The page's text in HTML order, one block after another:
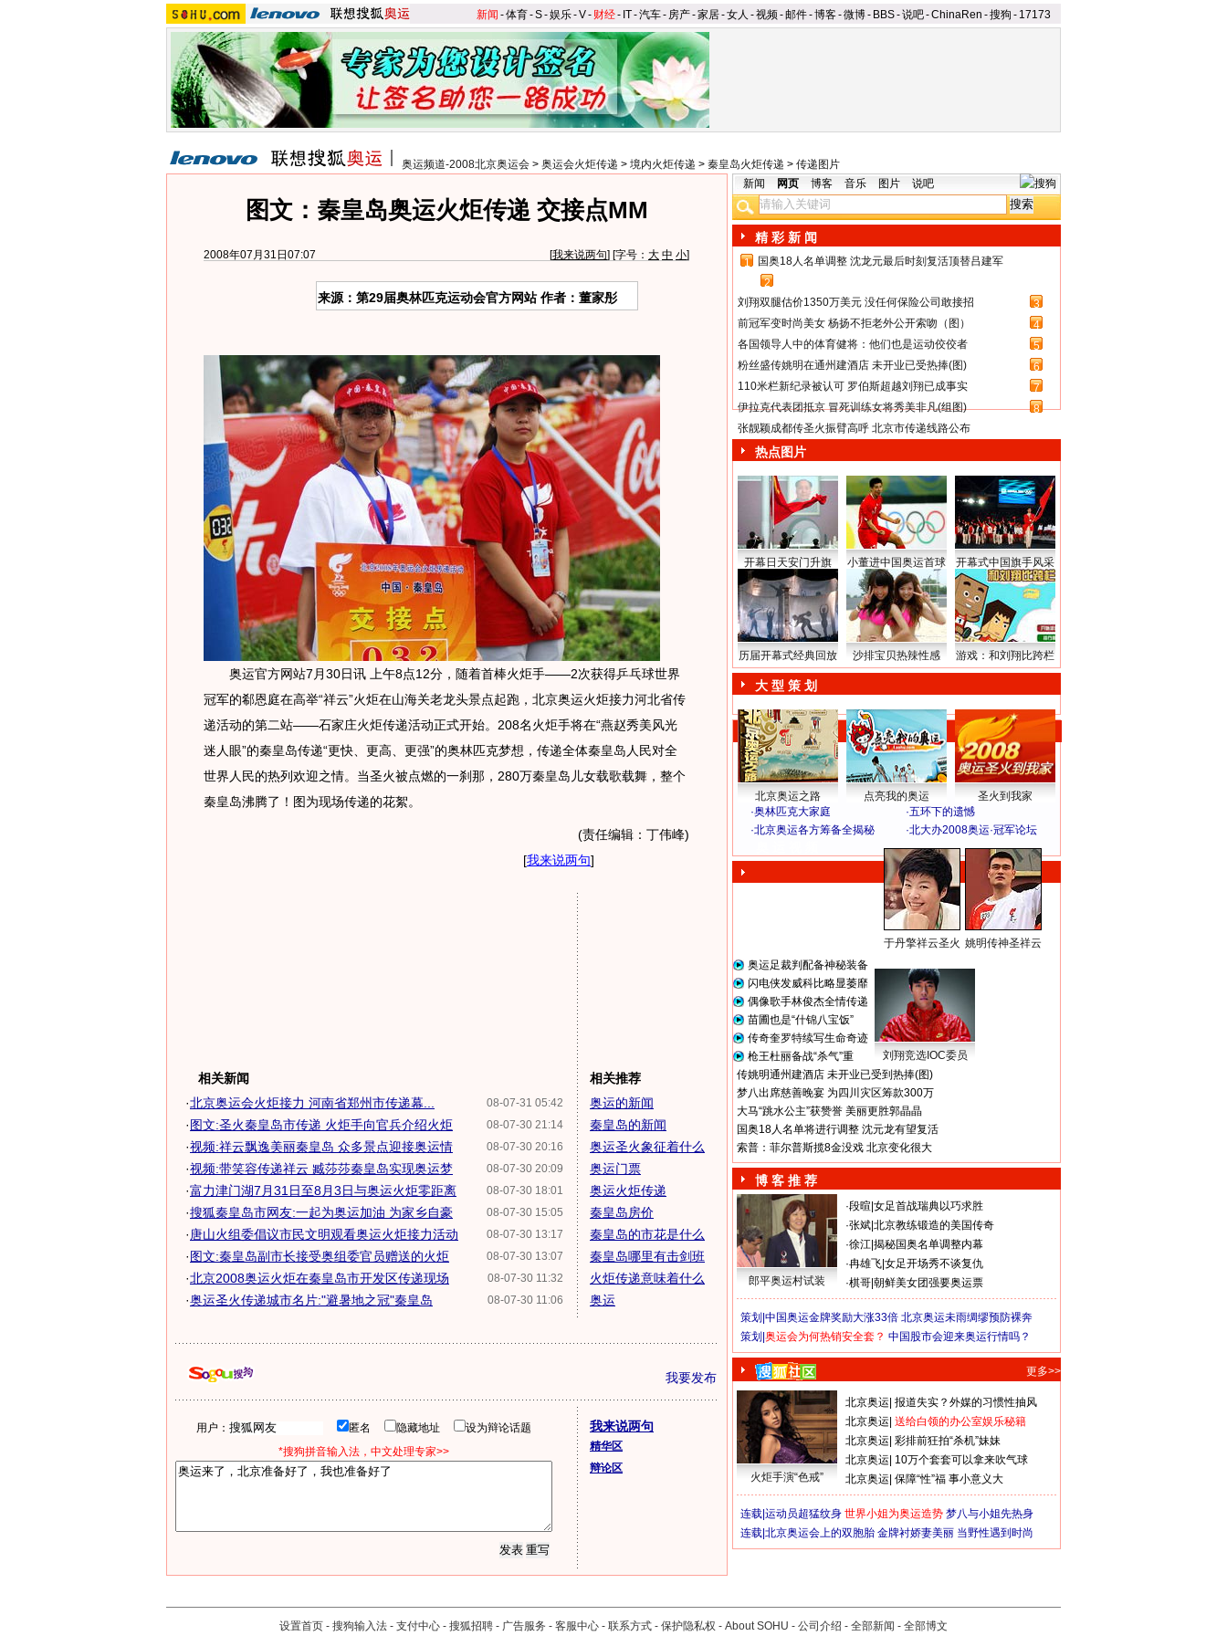
新闻 -体育-S-娱乐-V- 财经- IT-汽车- 房产-家居-女人 -视频-邮件-博客-微博- BBS-说吧-ChinaRen -搜狗 - 17173
奥运频道-2008北京奥运会 > 奥运会火炬传递 > 境内火炬传递 > 秦皇岛火炬传递 > 传递图片
图文：秦皇岛奥运火炬传递 交接点MM
2008年07月31日07:07 [我来说两句] [字号： 大 中 小]
来源：第29届奥林匹克运动会官方网站 作者：董家彤
奥运官方网站7月30日讯 上午8点12分，随着首棒火炬手——2次获得乒乓球世界
冠军的郗恩庭在高举“祥云”火炬在山海关老龙头景点起跑，北京奥运火炬接力河北省传
递活动的第二站——石家庄火炬传递活动正式开始。208名火炬手将在“燕赵秀美风光
迷人眼”的秦皇岛传递“更快、更高、更强”的奥林匹克梦想，传递全体秦皇岛人民对全
世界人民的热列欢迎之情。当圣火被点燃的一刹那，280万秦皇岛儿女载歌载舞，整个
秦皇岛沸腾了！图为现场传递的花絮。
(责任编辑：丁伟峰)
[我来说两句]
相关新闻
08-07-31 05:42
·北京奥运会火炬接力 河南省郑州市传递幕...
08-07-30 21:14
·图文:圣火秦皇岛市传递 火炬手向官兵介绍火炬
08-07-30 20:16
·视频:祥云飘逸美丽秦皇岛 众多景点迎接奥运情
08-07-30 20:09
·视频:带笑容传递祥云 臧莎莎秦皇岛实现奥运梦
08-07-30 18:01
·富力津门湖7月31日至8月3日与奥运火炬零距离
08-07-30 15:05
·搜狐秦皇岛市网友:一起为奥运加油 为家乡自豪
08-07-30 13:17
· 唐山火组委倡议市民文明观看奥运火炬接力活动
08-07-30 13:07
·图文:秦皇岛副市长接受奥组委官员赠送的火炬
08-07-30 11:32
·北京2008奥运火炬在秦皇岛市开发区传递现场
08-07-30 11:06
·奥运圣火传递城市名片:"避暑地之冠"秦皇岛
相关推荐
奥运的新闻
秦皇岛的新闻
奥运圣火象征着什么
奥运门票
奥运火炬传递
秦皇岛房价
秦皇岛的市花是什么
秦皇岛哪里有击剑班
火炬传递意味着什么
奥运
我要发布
用户： 匿名 隐藏地址
设为辩论话题
*搜狗拼音输入法，中文处理专家>>
我来说两句
精华区
辩论区
新闻 网页 博客 音乐 图片 说吧
精 彩 新 闻
1
国奥18人名单调整 沈龙元最后时刻复活顶替吕建军
2
刘翔双腿估价1350万美元 没任何保险公司敢接招
3
前冠军变时尚美女 杨扬不拒老外公开索吻（图）
4
各国领导人中的体育健将：他们也是运动佼佼者
5
粉丝盛传姚明在通州建酒店 未开业已受热捧(图)
6
110米栏新纪录被认可 罗伯斯超越刘翔已成事实
7
伊拉克代表团抵京 冒死训练女将秀美非凡(组图)
8
张靓颖成都传圣火振臂高呼 北京市传递线路公布
热点图片
开幕日天安门升旗 小董进中国奥运首球 开幕式中国旗手风采
历届开幕式经典回放 沙排宝贝热辣性感 游戏：和刘翔比跨栏
大 型 策 划
北京奥运之路 点亮我的奥运
圣火到我家
·奥林匹克大家庭 ·五环下的遗憾
·北京奥运各方筹备全揭秘 ·北大办2008奥运·冠军论坛
于丹擎祥云圣火 姚明传神圣祥云
奥运足裁判配备神秘装备
闪电侠发威科比略显萎靡
偶像歌手林俊杰全情传递
苗圃也是“什锦八宝饭”
传奇奎罗特续写生命奇迹
枪王杜丽备战“杀气”重
刘翔竞选IOC委员
传姚明通州建酒店 未开业已受到热捧(图)
梦八出席慈善晚宴 为四川灾区筹款300万
大马“跳水公主”获赞誉 美丽更胜郭晶晶
国奥18人名单将进行调整 沈元龙有望复活
索普：菲尔普斯揽8金没戏 北京变化很大
博 客 推 荐
郎平奥运村试装
·段暄 女足首战瑞典以巧求胜
·张斌 北京教练锻造的美国传奇
·徐江 揭秘国奥名单调整内幕
·冉雄飞 女足开场秀不谈复仇
·棋哥 朝鲜美女团强要奥运票
策划| 中国奥运金牌奖励大涨33倍 北京奥运未雨绸缪预防裸奔
策划| 奥运会为何热销安全套？ 中国股市会迎来奥运行情吗？
更多>>
火炬手演“色戒”
北京奥运 报道失实？外媒的习惯性抽风
北京奥运 送给白领的办公室娱乐秘籍
北京奥运 彩排前狂拍“杀机”妹妹
北京奥运 10万个套套可以拿来吹气球
北京奥运 保障“性”福 事小意义大
连载| 运动员超猛纹身 世界小姐为奥运造势 梦八与小姐先热身
连载| 北京奥运会上的双胞胎 金牌衬娇妻美丽 当野性遇到时尚
设置首页 - 搜狗输入法 - 支付中心 - 搜狐招聘 - 广告服务 - 客服中心 - 联系方式 - 保护隐私权 - About SOHU - 公司介绍 - 全部新闻 - 全部博文